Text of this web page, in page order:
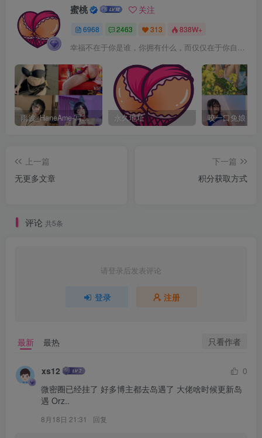
蜜桃 关注
6968 2463 313 838W+
幸福不在于你是谁，你拥有什么，而仅仅在于你自己怎么看待
雨波_HaneAme-写真套图合集【持续更新中】 永久地址
上一篇
无更多文章
下一篇
积分获取方式
评论 共5条
请登录后发表评论
登录 注册
最新 最热 只看作者
xs12
0
微密圈已经挂了 好多博主都去岛遇了 大佬啥时候更新岛
遇 Orz..
8月18日 21:31 回复